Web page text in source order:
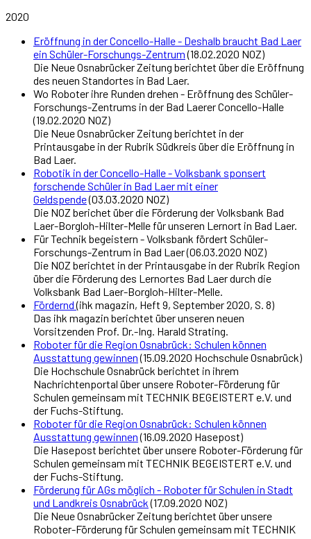
2020
Eröffnung in der Concello-Halle - Deshalb braucht Bad Laer
ein Schüler-Forschungs-Zentrum(18.02.2020 NOZ)
Die Neue Osnabrücker Zeitung berichtet über die Eröffnung
des neuen Standortes in Bad Laer.
Wo Roboter ihre Runden drehen - Eröffnung des Schüler-
Forschungs-Zentrums in der Bad Laerer Concello-Halle
(19.02.2020 NOZ)
Die Neue Osnabrücker Zeitung berichtet in der
Printausgabe in der Rubrik Südkreis über die Eröffnung in
Bad Laer.
Robotik in der Concello-Halle - Volksbank sponsert
forschende Schüler in Bad Laer mit einer
Geldspende(03.03.2020 NOZ)
Die NOZ berichet über die Förderung der Volksbank Bad
Laer-Borgloh-Hilter-Melle für unseren Lernort in Bad Laer.
Für Technik begeistern - Volksbank fördert Schüler-
Forschungs-Zentrum in Bad Laer (06.03.2020 NOZ)
Die NOZ berichtet in der Printausgabe in der Rubrik Region
über die Förderung des Lernortes Bad Laer durch die
Volksbank Bad Laer-Borgloh-Hilter-Melle.
Fördernd(ihk magazin, Heft 9, September 2020, S. 8)
Das ihk magazin berichtet über unseren neuen
Vorsitzenden Prof. Dr.-Ing. Harald Strating.
Roboter für die Region Osnabrück: Schulen können
Ausstattung gewinnen(15.09.2020 Hochschule Osnabrück)
Die Hochschule Osnabrück berichtet in ihrem
Nachrichtenportal über unsere Roboter-Förderung für
Schulen gemeinsam mit TECHNIK BEGEISTERT e.V. und
der Fuchs-Stiftung.
Roboter für die Region Osnabrück: Schulen können
Ausstattung gewinnen(16.09.2020 Hasepost)
Die Hasepost berichtet über unsere Roboter-Förderung für
Schulen gemeinsam mit TECHNIK BEGEISTERT e.V. und
der Fuchs-Stiftung.
Förderung für AGs möglich - Roboter für Schulen in Stadt
und Landkreis Osnabrück(17.09.2020 NOZ)
Die Neue Osnabrücker Zeitung berichtet über unsere
Roboter-Förderung für Schulen gemeinsam mit TECHNIK